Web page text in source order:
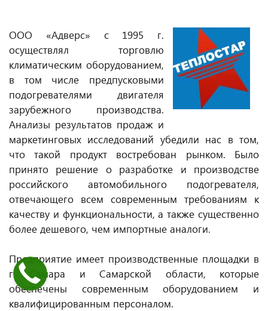
ООО «Адверс» с 1995 г.
осуществлял торговлю
климатическим оборудованием,
в том числе предпусковыми
подогревателями двигателя
зарубежного производства.
Анализы результатов продаж и
маркетинговых исследований убедили нас в том,
что такой продукт востребован рынком. Было
принято решение о разработке и производстве
российского автомобильного подогревателя,
отвечающего всем современным требованиям к
качеству и функциональности, а также существенно
более дешевого, чем импортные аналоги.
Предприятие имеет производственные площадки в
г. Самара и Самарской области, которые
обеспечены современным оборудованием и
квалифицированным персоналом.